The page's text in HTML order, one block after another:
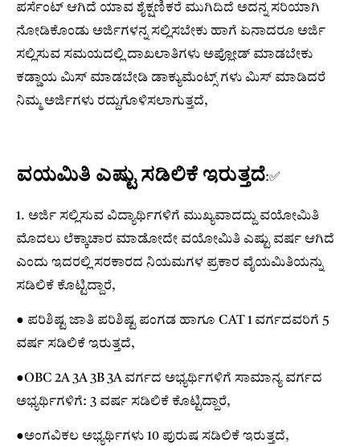
ಪರ್ಸೆಂಟ್ ಆಗಿದೆ ಯಾವ ಶೈಕ್ಷಣಿಕರೆ ಮುಗಿದಿದೆ ಅದನ್ನ ಸರಿಯಾಗಿ
ನೋಡಿಕೊಂಡು ಅರ್ಜಿಗಳನ್ನ ಸಲ್ಲಿಸಬೇಕು ಹಾಗೆ ಏನಾದರೂ ಅರ್ಜಿ
ಸಲ್ಲಿಸುವ ಸಮಯದಲ್ಲಿ ದಾಖಲಾತಿಗಳು ಅಪ್ಲೋಡ್ ಮಾಡಬೇಕು
ಕಡ್ಡಾಯ ಮಿಸ್ ಮಾಡಬೇಡಿ ಡಾಕ್ಯುಮೆಂಟ್ಸ್ ಗಳು ಮಿಸ್ ಮಾಡಿದರೆ
ನಿಮ್ಮ ಅರ್ಜಿಗಳು ರದ್ದುಗೊಳಿಸಲಾಗುತ್ತದೆ,
ವಯಮಿತಿ ಎಷ್ಟು ಸಡಿಲಿಕೆ ಇರುತ್ತದೆ:✅️
1. ಅರ್ಜಿ ಸಲ್ಲಿಸುವ ವಿದ್ಯಾರ್ಥಿಗಳಿಗೆ ಮುಖ್ಯವಾದದ್ದು ವಯೋಮಿತಿ
ಮೊದಲು ಲೆಕ್ಕಾಚಾರ ಮಾಡೋದೇ ವಯೋಮಿತಿ ಎಷ್ಟು ವರ್ಷ ಆಗಿದೆ
ಎಂದು ಇದರಲ್ಲಿ ಸರಕಾರದ ನಿಯಮಗಳ ಪ್ರಕಾರ ವೈಯಮಿತಿಯನ್ನು
ಸಡಿಲಿಕೆ ಕೊಟ್ಟಿದ್ದಾರೆ,
● ಪರಿಶಿಷ್ಟ ಜಾತಿ ಪರಿಶಿಷ್ಟ ಪಂಗಡ ಹಾಗೂ CAT 1 ವರ್ಗದವರಿಗೆ 5
ವರ್ಷ ಸಡಿಲಿಕೆ ಇರುತ್ತದೆ,
●OBC 2A 3A 3B 3A ವರ್ಗದ ಅಭ್ಯರ್ಥಿಗಳಿಗೆ ಸಾಮಾನ್ಯ ವರ್ಗದ
ಅಭ್ಯರ್ಥಿಗಳಿಗೆ: 3 ವರ್ಷ ಸಡಿಲಿಕೆ ಕೊಟ್ಟಿದ್ದಾರೆ,
●ಅಂಗವಿಕಲ ಅಭ್ಯರ್ಥಿಗಳು 10 ಪುರುಷ ಸಡಿಲಿಕೆ ಇರುತ್ತದೆ,